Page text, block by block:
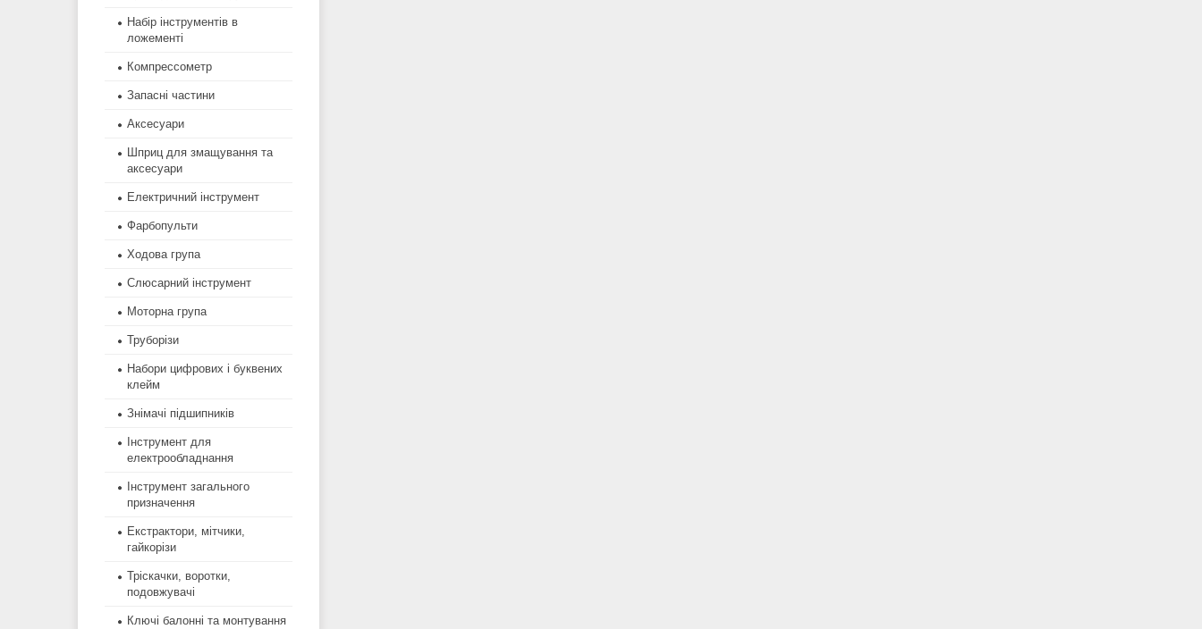
Набір інструментів в
ложементі
Компрессометр
Запасні частини
Аксесуари
Шприц для змащування та
аксесуари
Електричний інструмент
Фарбопульти
Ходова група
Слюсарний інструмент
Моторна група
Труборізи
Набори цифрових і буквених
клейм
Знімачі підшипників
Інструмент для
електрообладнання
Інструмент загального
призначення
Екстрактори, мітчики,
гайкорізи
Тріскачки, воротки,
подовжувачі
Ключі балонні та монтування